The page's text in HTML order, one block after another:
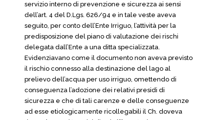
servizio interno di prevenzione e sicurezza ai sensi
dell’art. 4 del D.Lgs. 626/94 e in tale veste aveva
seguito, per conto dell’Ente Irriguo, l’attività per la
predisposizione del piano di valutazione dei rischi
delegata dall’Ente a una ditta specializzata.
Evidenziavano come il documento non aveva previsto
il rischio connesso alla destinazione del lago al
prelievo dell’acqua per uso irriguo, omettendo di
conseguenza l’adozione dei relativi presidi di
sicurezza e che di tali carenze e delle conseguenze
ad esse etiologicamente ricollegabili il Ch. doveva